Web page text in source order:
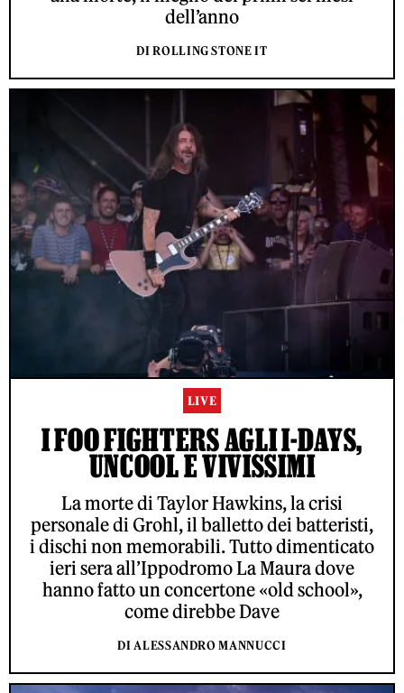
dell’anno
DI ROLLING STONE IT
LIVE
I FOO FIGHTERS AGLI I-DAYS,
UNCOOL E VIVISSIMI
La morte di Taylor Hawkins, la crisi
personale di Grohl, il balletto dei batteristi,
i dischi non memorabili. Tutto dimenticato
ieri sera all’Ippodromo La Maura dove
hanno fatto un concertone «old school»,
come direbbe Dave
DI ALESSANDRO MANNUCCI